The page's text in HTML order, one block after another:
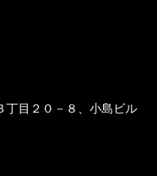
丁目２０－８、小島ビル